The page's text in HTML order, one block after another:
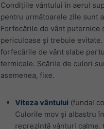
Condițiile vântului în aerul
pentru următoarele zile sunt
Forfecările de vânt puternice
periculoase și trebuie
forfecările de vânt slabe
termicele. Scările de culori
asemenea, fixe.
Viteza vântului (fundal
Culorile mov și albastru
reprezintă vânturi calme.